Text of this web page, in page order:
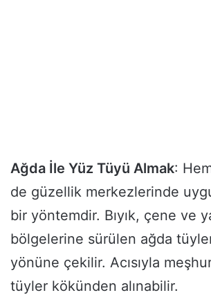
Ağda İle Yüz Tüyü Almak:
de güzellik merkezlerinde
bir yöntemdir. Bıyık, çene ve
bölgelerine sürülen ağda
yönüne çekilir. Acısıyla
tüyler kökünden alınabilir.